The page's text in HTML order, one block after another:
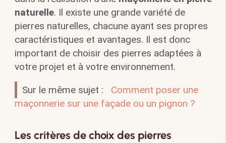
naturelle. Il existe une grande variété de
pierres naturelles, chacune ayant ses propres
caractéristiques et avantages. Il est donc
important de choisir des pierres adaptées à
votre projet et à votre environnement.
Sur le même sujet :
Comment poser une
maçonnerie sur une façade ou un pignon ?
Les critères de choix des pierres